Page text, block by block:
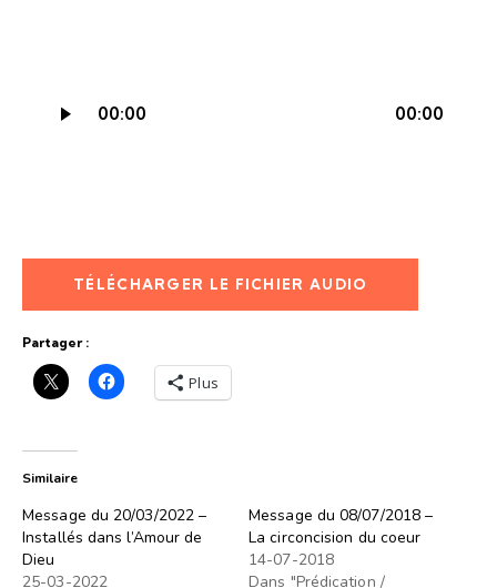
audio
00:00 00:00
TÉLÉCHARGER LE FICHIER AUDIO
Partager :
Plus
Similaire
Message du 20/03/2022 –
Installés dans l’Amour de
Dieu
25-03-2022
Message du 08/07/2018 –
La circoncision du coeur
14-07-2018
Dans "Prédication /